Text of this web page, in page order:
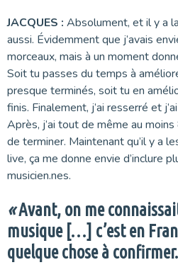
JACQUES : Absolument, et il y a
aussi. Évidemment que j’avais
morceaux, mais à un moment
Soit tu passes du temps à
presque terminés, soit tu en
finis. Finalement, j’ai resserré et
Après, j’ai tout de même au moins
de terminer. Maintenant qu’il y a
live, ça me donne envie d’inclure
musicien.nes.
«Avant, on me
musique […] c’est en
quelque chose à confirmer.